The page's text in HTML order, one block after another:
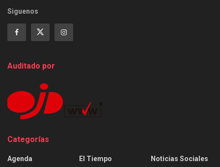
Siguenos
Auditado por
Categorías
Agenda
El Tiempo
Noticias Sociales